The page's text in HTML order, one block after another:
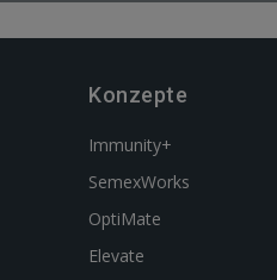
Konzepte
Immunity+
SemexWorks
OptiMate
Elevate